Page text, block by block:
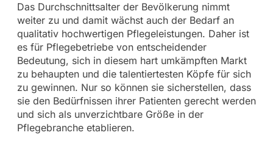
Das Durchschnittsalter der Bevölkerung nimmt
weiter zu und damit wächst auch der Bedarf an
qualitativ hochwertigen Pflegeleistungen. Daher ist
es für Pflegebetriebe von entscheidender
Bedeutung, sich in diesem hart umkämpften Markt
zu behaupten und die talentiertesten Köpfe für sich
zu gewinnen. Nur so können sie sicherstellen, dass
sie den Bedürfnissen ihrer Patienten gerecht werden
und sich als unverzichtbare Größe in der
Pflegebranche etablieren.